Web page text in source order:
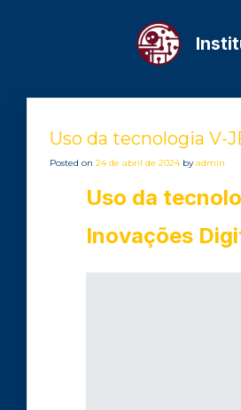
Uso da tecnologia V-
Posted on 24 de abril de 2024byadmin
Uso da
Inovações